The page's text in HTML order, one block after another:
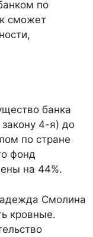
по
сможет
банка
4-я) до
по стране
фонд
на 44%.
Смолина
кровные.